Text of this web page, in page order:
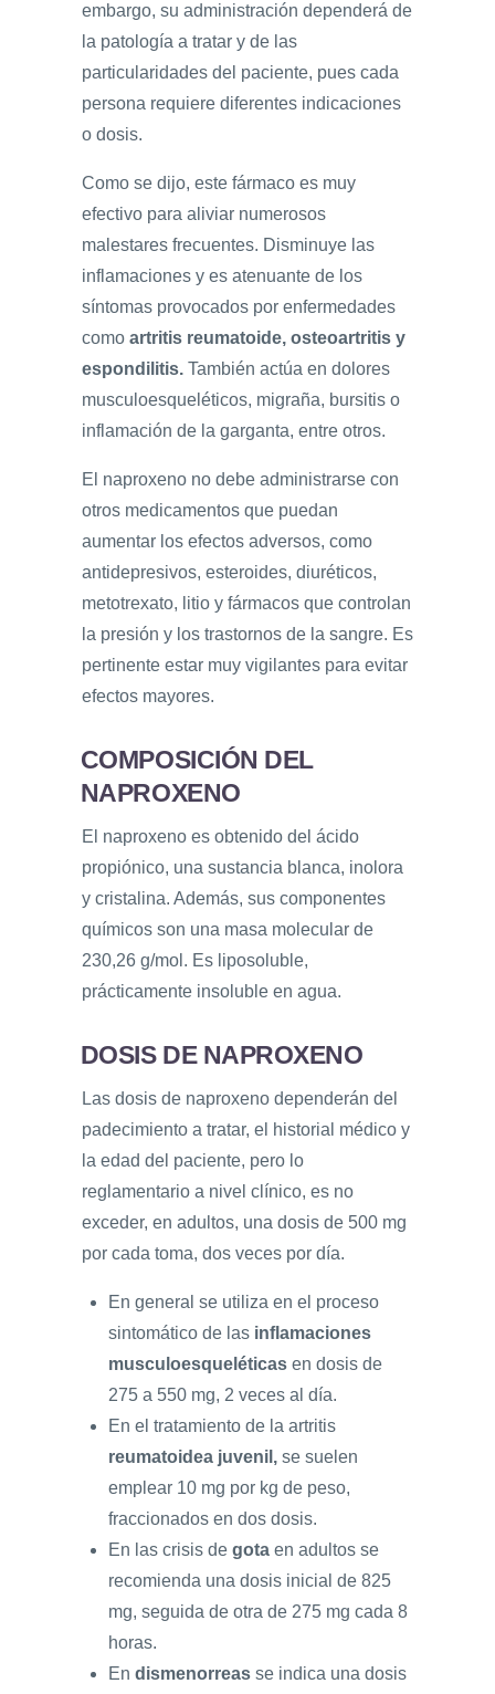
embargo, su administración dependerá de
la patología a tratar y de las
particularidades del paciente, pues cada
persona requiere diferentes indicaciones
o dosis.
Como se dijo, este fármaco es muy
efectivo para aliviar numerosos
malestares frecuentes. Disminuye las
inflamaciones y es atenuante de los
síntomas provocados por enfermedades
como artritis reumatoide, osteoartritis y
espondilitis. También actúa en dolores
musculoesqueléticos, migraña, bursitis o
inflamación de la garganta, entre otros.
El naproxeno no debe administrarse con
otros medicamentos que puedan
aumentar los efectos adversos, como
antidepresivos, esteroides, diuréticos,
metotrexato, litio y fármacos que controlan
la presión y los trastornos de la sangre. Es
pertinente estar muy vigilantes para evitar
efectos mayores.
COMPOSICIÓN DEL
NAPROXENO
El naproxeno es obtenido del ácido
propiónico, una sustancia blanca, inolora
y cristalina. Además, sus componentes
químicos son una masa molecular de
230,26 g/mol. Es liposoluble,
prácticamente insoluble en agua.
DOSIS DE NAPROXENO
Las dosis de naproxeno dependerán del
padecimiento a tratar, el historial médico y
la edad del paciente, pero lo
reglamentario a nivel clínico, es no
exceder, en adultos, una dosis de 500 mg
por cada toma, dos veces por día.
En general se utiliza en el proceso
sintomático de las inflamaciones
musculoesqueléticas en dosis de
275 a 550 mg, 2 veces al día.
En el tratamiento de la artritis
reumatoidea juvenil, se suelen
emplear 10 mg por kg de peso,
fraccionados en dos dosis.
En las crisis de gota en adultos se
recomienda una dosis inicial de 825
mg, seguida de otra de 275 mg cada 8
horas.
En dismenorreas se indica una dosis